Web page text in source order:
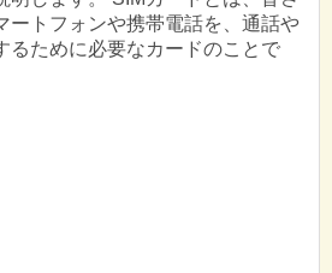
ートフォンや携帯電話を、通話や
るために必要なカードのことで